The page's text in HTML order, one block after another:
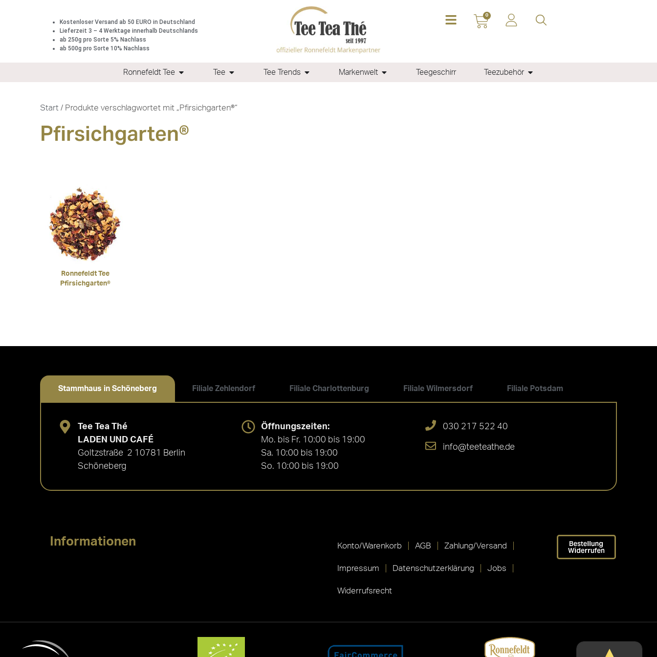
Kostenloser Versand ab 50 EURO in Deutschland
Lieferzeit 3 – 4 Werktage innerhalb Deutschlands
ab 250g pro Sorte 5% Nachlass
ab 500g pro Sorte 10% Nachlass
0
Ronnefeldt Tee Tee Tee Trends Markenwelt Teegeschirr Teezubehör
Start / Produkte verschlagwortet mit „Pfirsichgarten®“
Pfirsichgarten®
Ronnefeldt Tee
Pfirsichgarten®
Stammhaus in Schöneberg Filiale Zehlendorf Filiale Charlottenburg Filiale Wilmersdorf Filiale Potsdam
Tee Tea Thé
LADEN UND CAFÉ
Goltzstraße 2 10781 Berlin
Schöneberg
Öffnungszeiten:
Mo. bis Fr. 10:00 bis 19:00
Sa. 10:00 bis 19:00
So. 10:00 bis 19:00
030 217 522 40
info@teeteathe.de
Informationen Konto/Warenkorb AGB Zahlung/Versand
Impressum Datenschutzerklärung Jobs
Widerrufsrecht
Bestellung
Widerrufen